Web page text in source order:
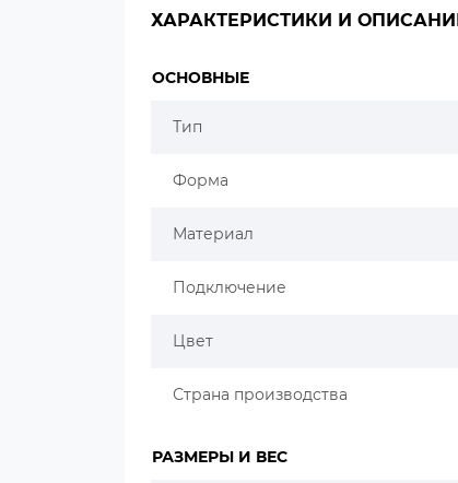
ХАРАКТЕРИСТИКИ И
ОСНОВНЫЕ
Тип
Форма
Материал
Подключение
Цвет
Страна производства
РАЗМЕРЫ И ВЕС